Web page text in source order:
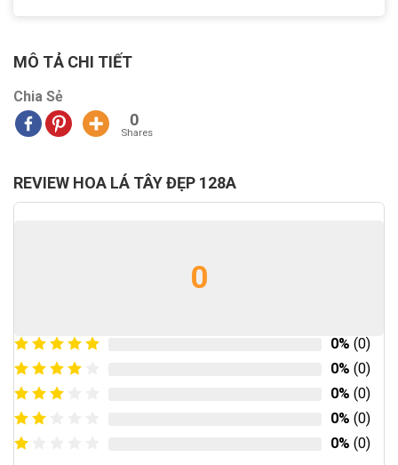
MÔ TẢ CHI TIẾT
Chia Sẻ
0
Shares
REVIEW HOA LÁ TÂY ĐẸP 128A
0
0% (0)
0% (0)
0% (0)
0% (0)
0% (0)